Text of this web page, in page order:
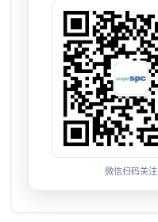
微信扫码关注